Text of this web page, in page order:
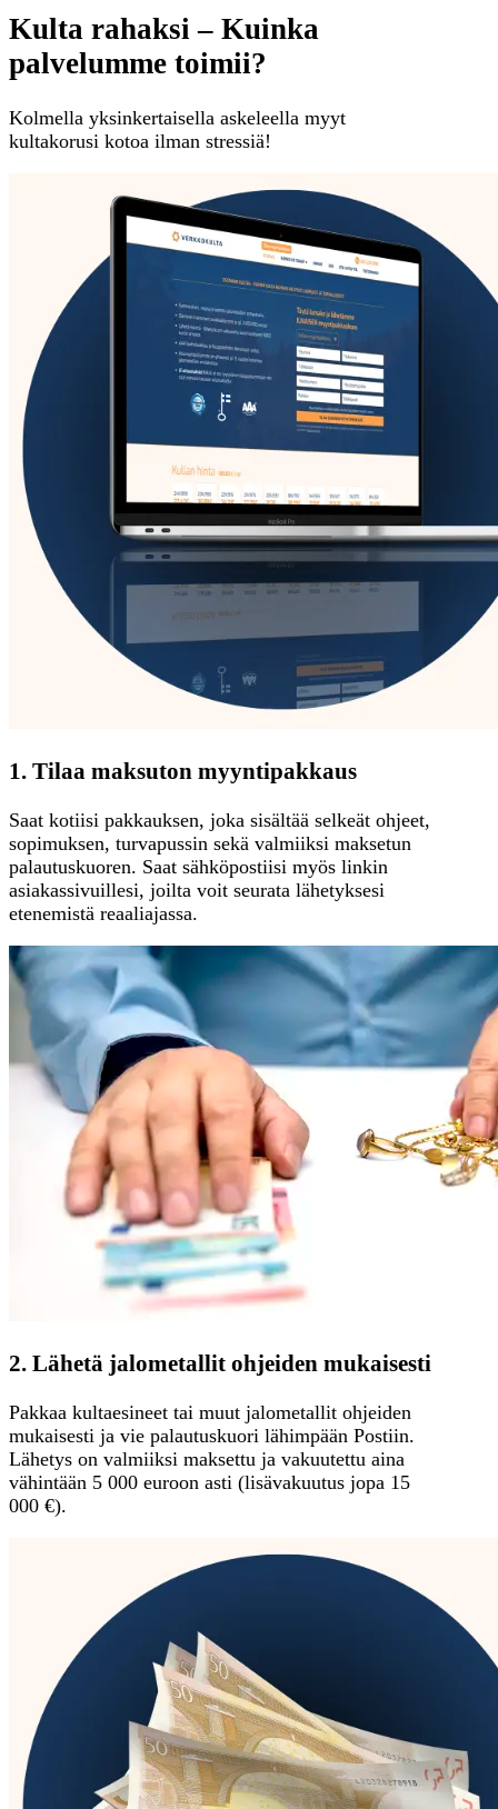
Kulta rahaksi – Kuinka
palvelumme toimii?
Kolmella yksinkertaisella askeleella myyt
kultakorusi kotoa ilman stressiä!
1. Tilaa maksuton myyntipakkaus
Saat kotiisi pakkauksen, joka sisältää selkeät ohjeet,
sopimuksen, turvapussin sekä valmiiksi maksetun
palautuskuoren. Saat sähköpostiisi myös linkin
asiakassivuillesi, joilta voit seurata lähetyksesi
etenemistä reaaliajassa.
2. Lähetä jalometallit ohjeiden mukaisesti
Pakkaa kultaesineet tai muut jalometallit ohjeiden
mukaisesti ja vie palautuskuori lähimpään Postiin.
Lähetys on valmiiksi maksettu ja vakuutettu aina
vähintään 5 000 euroon asti (lisävakuutus jopa 15
000 €).